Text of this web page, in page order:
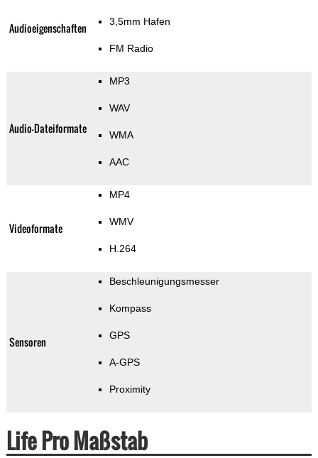
Audioeigenschaften 3,5mm Hafen
FM Radio
Audio-Dateiformate
MP3
WAV
WMA
AAC
Videoformate
MP4
WMV
H.264
Sensoren
Beschleunigungsmesser
Kompass
GPS
A-GPS
Proximity
Life Pro Maßstab